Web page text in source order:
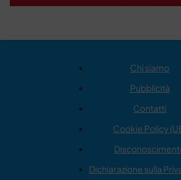
Chi siamo
Pubblicità
Contatti
Cookie Policy
Dichiarazione sulla